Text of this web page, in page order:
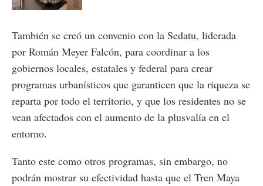
También se creó un convenio con la Sedatu, liderada
por Román Meyer Falcón, para coordinar a los
gobiernos locales, estatales y federal para crear
programas urbanísticos que garanticen que la riqueza se
reparta por todo el territorio, y que los residentes no se
vean afectados con el aumento de la plusvalía en el
entorno.
Tanto este como otros programas, sin embargo, no
podrán mostrar su efectividad hasta que el Tren Maya